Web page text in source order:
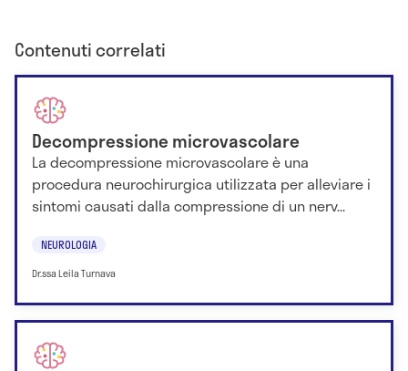
Contenuti correlati
Decompressione microvascolare
La decompressione microvascolare è una
procedura neurochirurgica utilizzata per alleviare i
sintomi causati dalla compressione di un nerv...
NEUROLOGIA
Dr.ssa Leila Turnava